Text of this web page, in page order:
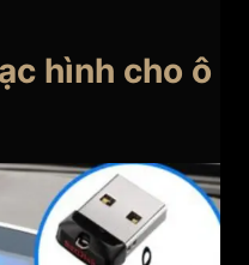
hình cho ô